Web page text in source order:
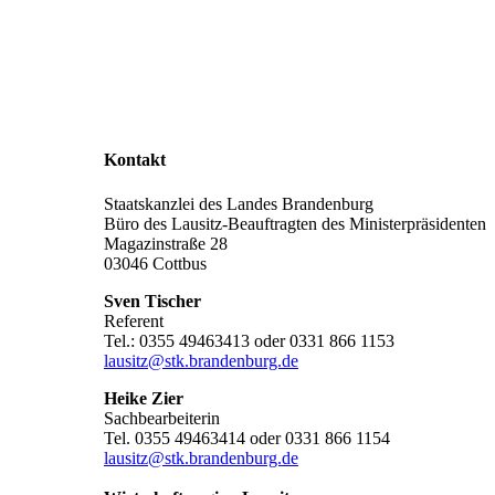
Kontakt
Staatskanzlei des Landes Brandenburg
Büro des Lausitz-Beauftragten des Ministerpräsidenten
Magazinstraße 28
03046 Cottbus
Sven Tischer
Referent
Tel.: 0355 49463413 oder 0331 866 1153
lausitz@stk.brandenburg.de
Heike Zier
Sachbearbeiterin
Tel. 0355 49463414 oder 0331 866 1154
lausitz@stk.brandenburg.de